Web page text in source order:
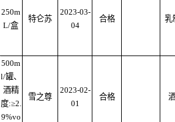
250m
L/盒
特仑苏
2023-03-
04
合格 乳
500m
l/罐、
酒精
度:≥2.
9%vo
雪之尊
2023-02-
01
合格